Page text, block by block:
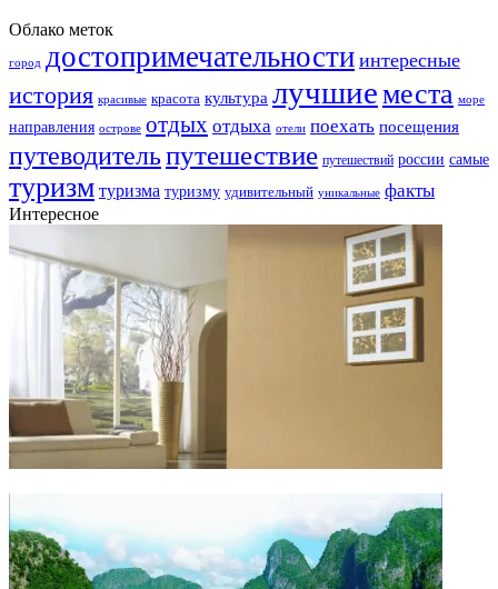
Облако меток
город достопримечательности интересные
история красивые красота культура лучшиеместа море
направления острове отдых отдыха отели поехать посещения
путеводительпутешествие путешествий россии самые
туризм туризма туризму удивительный уникальные факты
Интересное